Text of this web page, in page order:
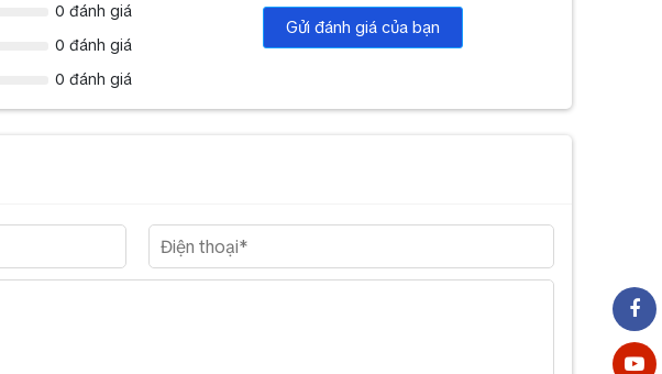
0 đánh giá
0 đánh giá
0 đánh giá
Gửi đánh giá của bạn